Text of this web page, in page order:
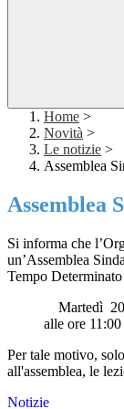
Home >
Novità >
Le notizie >
Assemblea
Assemblea
Si informa che
un’Assemblea
Tempo
Martedì
alle ore 11:00
Per tale motivo,
all'assemblea, le
Notizie